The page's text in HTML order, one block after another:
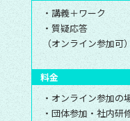
・講義＋ワーク
・質疑応答
（オンライン参加可）
料金
・オンライン参加の
・団体参加・社内